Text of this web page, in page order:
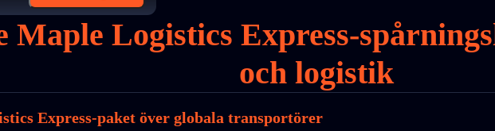
Maple Logistics Express-
och logistik
Express-paket över globala transportörer